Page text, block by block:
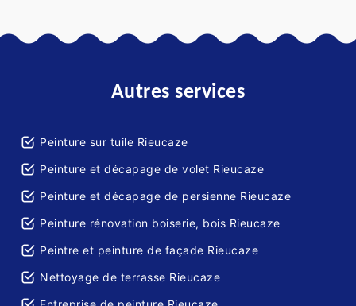
Autres services
Peinture sur tuile Rieucaze
Peinture et décapage de volet Rieucaze
Peinture et décapage de persienne Rieucaze
Peinture rénovation boiserie, bois Rieucaze
Peintre et peinture de façade Rieucaze
Nettoyage de terrasse Rieucaze